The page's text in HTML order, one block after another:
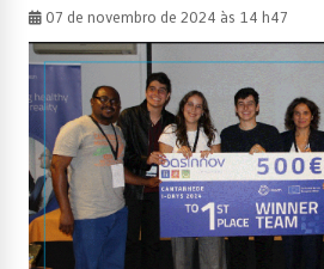
07 de novembro de 2024 às 14 h47